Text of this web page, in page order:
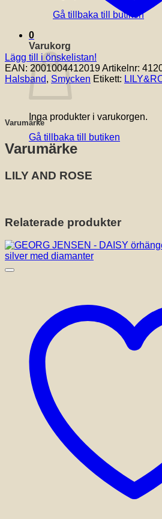
Gå tillbaka till butiken
0
Varukorg
Inga produkter i varukorgen.
Gå tillbaka till butiken
Lägg till i önskelistan!
EAN: 2001004412019Artikelnr:
Halsband, Smycken Etikett:
Varumärke
Varumärke
LILY AND ROSE
Relaterade produkter